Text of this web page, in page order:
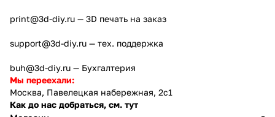
print@3d-diy.ru — 3D печать на заказ
support@3d-diy.ru — тех. поддержка
buh@3d-diy.ru — Бухгалтерия
Мы переехали:
Москва, Павелецкая набережная, 2с1
Как до нас добраться, см. тут